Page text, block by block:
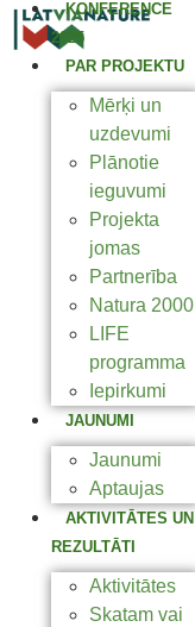
KONFERENCE
2025
PAR PROJEKTU
Mērķi un
uzdevumi
Plānotie
ieguvumi
Projekta
jomas
Partnerība
Natura 2000
LIFE
programma
Iepirkumi
JAUNUMI
Jaunumi
Aptaujas
AKTIVITĀTES UN
REZULTĀTI
Aktivitātes
Skatam vai